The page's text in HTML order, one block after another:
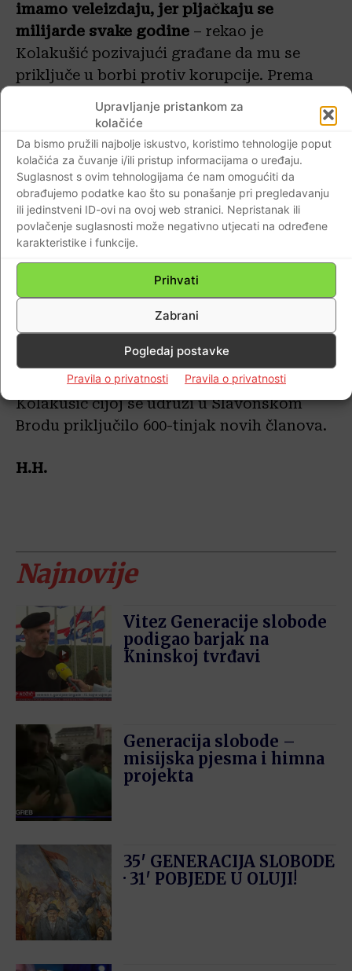
Upravljanje pristankom za
kolačiće
Da bismo pružili najbolje iskustvo, koristimo tehnologije poput
kolačića za čuvanje i/ili pristup informacijama o uređaju.
Suglasnost s ovim tehnologijama će nam omogućiti da
obrađujemo podatke kao što su ponašanje pri pregledavanju
ili jedinstveni ID-ovi na ovoj web stranici. Nepristanak ili
povlačenje suglasnosti može negativno utjecati na određene
karakteristike i funkcije.
Prihvati
Zabrani
Pogledaj postavke
Pravila o privatnosti Pravila o privatnosti
imamo veleizdaju, jer pljačkaju se
milijarde svake godine – rekao je
Kolakušić pozivajući građane da mu se
priključe u borbi protiv korupcije. Prema
prisutna na sveučilištu, sudstvu, zdravstvu.
Ljudi znaju za brojne korupcijske radnje, ali
se boje reći javno i to je najveći problem.
Unatoč svemu, problem, po njemu, nije
nerješiv. Rumunjska je, istaknuo je, bila
korumpiranija od Hrvatske, pa je osnovala
državnu antikorupcijsku agenciju i dovela
nezavisne i poštene ljude koji su u dvije
godine promijenili zemlju. Uhićeno je preko
tri tisuće političara, odvjetnika, sudaca,
liječnika i sada je vidljivo da Rumunjska
gospodarski leti u nebo, zaključio je
Kolakušić čijoj se udruzi u Slavonskom
Brodu priključilo 600-tinjak novih članova.
H.H.
Najnovije
Vitez Generacije slobode
podigao barjak na
Kninskoj tvrđavi
Generacija slobode –
misijska pjesma i himna
projekta
35′ GENERACIJA SLOBODE
· 31′ POBJEDE U OLUJI!